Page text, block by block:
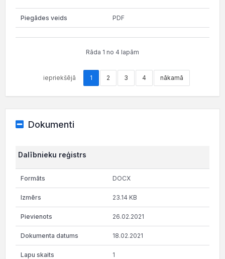
PDF
Rāda 1 no 4 lapām
iepriekšējā 1 2 3 4 nākamā
Dokumenti
Dalībnieku reģistrs
DOCX
23.14 KB
26.02.2021
18.02.2021
1